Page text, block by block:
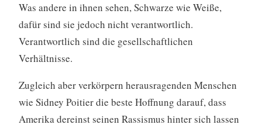
Was andere in ihnen sehen, Schwarze wie Weiße,
dafür sind sie jedoch nicht verantwortlich.
Verantwortlich sind die gesellschaftlichen
Verhältnisse.
Zugleich aber verkörpern herausragenden Menschen
wie Sidney Poitier die beste Hoffnung darauf, dass
Amerika dereinst seinen Rassismus hinter sich lassen